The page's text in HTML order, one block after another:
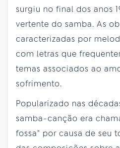
surgiu no final dos anos
vertente do samba. As
caracterizadas por
com letras que
temas associados ao
sofrimento.
Popularizado nas
samba-canção era
fossa" por causa de seu